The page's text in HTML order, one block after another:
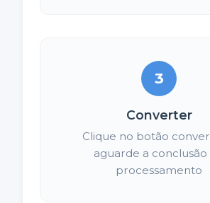
3
Converter
Clique no botão
aguarde a conclusão
processamento